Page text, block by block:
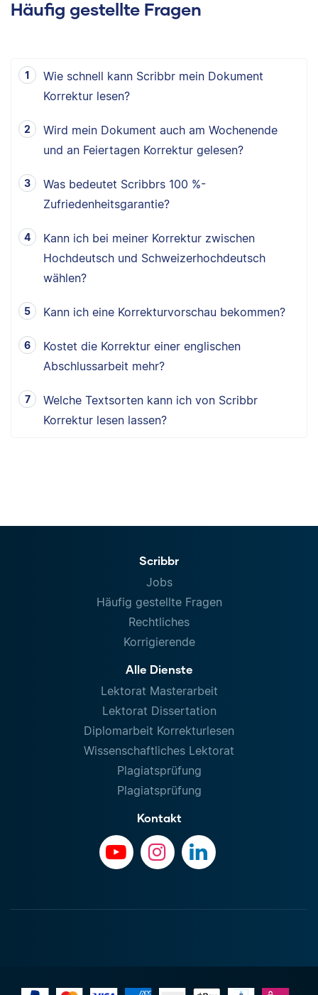
Häufig gestellte Fragen
Wie schnell kann Scribbr mein Dokument
Korrektur lesen?
Wird mein Dokument auch am Wochenende
und an Feiertagen Korrektur gelesen?
Was bedeutet Scribbrs 100 %-
Zufriedenheitsgarantie?
Kann ich bei meiner Korrektur zwischen
Hochdeutsch und Schweizerhochdeutsch
wählen?
Kann ich eine Korrekturvorschau bekommen?
Kostet die Korrektur einer englischen
Abschlussarbeit mehr?
Welche Textsorten kann ich von Scribbr
Korrektur lesen lassen?
Scribbr
Jobs
Häufig gestellte Fragen
Rechtliches
Korrigierende
Alle Dienste
Lektorat Masterarbeit
Lektorat Dissertation
Diplomarbeit Korrekturlesen
Wissenschaftliches Lektorat
Plagiatsprüfung
Plagiatsprüfung
Kontakt